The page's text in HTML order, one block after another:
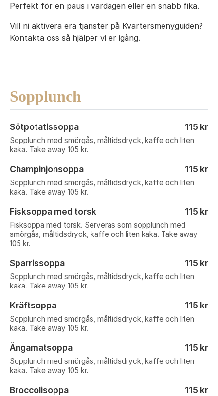
Perfekt för en paus i vardagen eller en snabb fika.
Vill ni aktivera era tjänster på Kvartersmenyguiden?
Kontakta oss så hjälper vi er igång.
Sopplunch
Sötpotatissoppa 115 kr
Sopplunch med smörgås, måltidsdryck, kaffe och liten
kaka. Take away 105 kr.
Champinjonsoppa 115 kr
Sopplunch med smörgås, måltidsdryck, kaffe och liten
kaka. Take away 105 kr.
Fisksoppa med torsk 115 kr
Fisksoppa med torsk. Serveras som sopplunch med
smörgås, måltidsdryck, kaffe och liten kaka. Take away
105 kr.
Sparrissoppa 115 kr
Sopplunch med smörgås, måltidsdryck, kaffe och liten
kaka. Take away 105 kr.
Kräftsoppa 115 kr
Sopplunch med smörgås, måltidsdryck, kaffe och liten
kaka. Take away 105 kr.
Ängamatsoppa 115 kr
Sopplunch med smörgås, måltidsdryck, kaffe och liten
kaka. Take away 105 kr.
Broccolisoppa 115 kr